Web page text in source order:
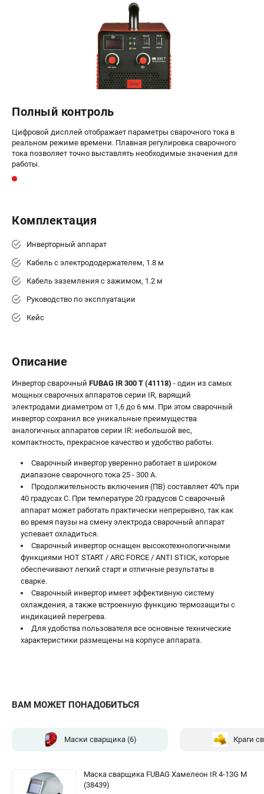
ВАМ МОЖЕТ ПОНАДОБИТЬСЯ
Маски сварщика(6) Краги
Маска сварщика FUBAG Хамелеон IR 4-13G M
(38439)
Полный контроль
Цифровой дисплей отображает параметры сварочного тока в
реальном режиме времени. Плавная регулировка сварочного
тока позволяет точно выставлять необходимые значения для
работы.
Комплектация
Инверторный аппарат
Кабель с электрододержателем, 1.8 м
Кабель заземления с зажимом, 1.2 м
Руководство по эксплуатации
Кейс
Описание
Инвертор сварочный FUBAG IR 300 T (41118) - один из самых
мощных сварочных аппаратов серии IR, варящий
электродами диаметром от 1,6 до 6 мм. При этом сварочный
инвертор сохранил все уникальные преимущества
аналогичных аппаратов серии IR: небольшой вес,
компактность, прекрасное качество и удобство работы.
Сварочный инвертор уверенно работает в широком
диапазоне сварочного тока 25 - 300 А.
Продолжительность включения (ПВ) составляет 40% при
40 градусах С. При температуре 20 градусов С сварочный
аппарат может работать практически непрерывно, так как
во время паузы на смену электрода сварочный аппарат
успевает охладиться.
Сварочный инвертор оснащен высокотехнологичными
функциями HOT START / ARC FORCE / ANTI STICK, которые
обеспечивают легкий старт и отличные результаты в
сварке.
Сварочный инвертор имеет эффективную систему
охлаждения, а также встроенную функцию термозащиты с
индикацией перегрева.
Для удобства пользователя все основные технические
характеристики размещены на корпусе аппарата.